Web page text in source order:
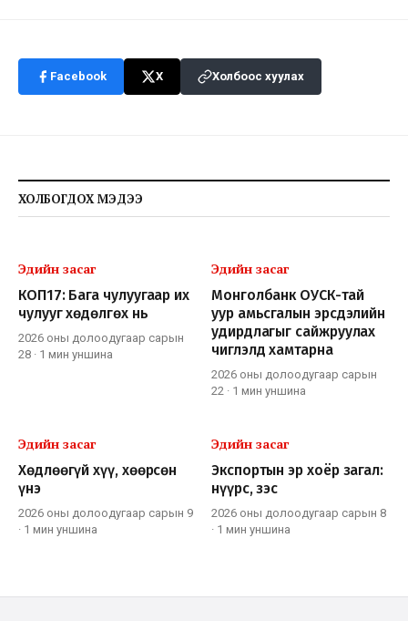
Facebook X Холбоос хуулах
ХОЛБОГДОХ МЭДЭЭ
Эдийн засаг
КОП17: Бага чулуугаар их
чулууг хөдөлгөх нь
2026 оны долоодугаар сарын
28 · 1 мин уншина
Эдийн засаг
Монголбанк ОУСК-тай
уур амьсгалын эрсдэлийн
удирдлагыг сайжруулах
чиглэлд хамтарна
2026 оны долоодугаар сарын
22 · 1 мин уншина
Эдийн засаг
Хөдлөөгүй хүү, хөөрсөн
үнэ
2026 оны долоодугаар сарын 9
· 1 мин уншина
Эдийн засаг
Экспортын эр хоёр загал:
нүүрс, зэс
2026 оны долоодугаар сарын 8
· 1 мин уншина